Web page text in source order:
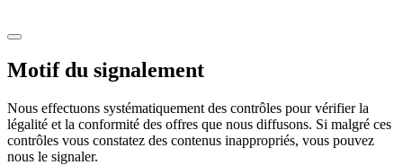
Motif du signalement
Nous effectuons systématiquement des contrôles pour vérifier la
légalité et la conformité des offres que nous diffusons. Si malgré ces
contrôles vous constatez des contenus inappropriés, vous pouvez
nous le signaler.